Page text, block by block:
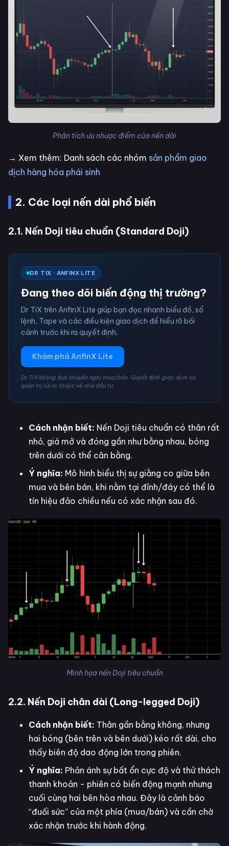
Phân tích ưu nhược điểm của nến dài
→ Xem thêm: Danh sách các nhóm sản phẩm giao
dịch hàng hóa phái sinh
2. Các loại nến dài phổ biến
2.1. Nến Doji tiêu chuẩn (Standard Doji)
DR TIX · ANFINX LITE
Đang theo dõi biến động thị trường?
Dr TiX trên AnfinX Lite giúp bạn đọc nhanh biểu đồ, sổ
lệnh, Tape và các điều kiện giao dịch để hiểu rõ bối
cảnh trước khi ra quyết định.
Khám phá AnfinX Lite
Dr TiX không đưa khuyến nghị mua/bán. Quyết định giao dịch và
quản trị rủi ro thuộc về nhà đầu tư.
Cách nhận biết: Nến Doji tiêu chuẩn có thân rất
nhỏ, giá mở và đóng gần như bằng nhau, bóng
trên dưới có thể cân bằng.
Ý nghĩa: Mô hình biểu thị sự giằng co giữa bên
mua và bên bán, khi nằm tại đỉnh/đáy có thể là
tín hiệu đảo chiều nếu có xác nhận sau đó.
Minh họa nến Doji tiêu chuẩn
2.2. Nến Doji chân dài (Long-legged Doji)
Cách nhận biết: Thân gần bằng không, nhưng
hai bóng (bên trên và bên dưới) kéo rất dài, cho
thấy biên độ dao động lớn trong phiên.
Ý nghĩa: Phản ánh sự bất ổn cực độ và thử thách
thanh khoản - phiên có biến động mạnh nhưng
cuối cùng hai bên hòa nhau. Đây là cảnh báo
“đuối sức” của một phía (mua/bán) và cần chờ
xác nhận trước khi hành động.